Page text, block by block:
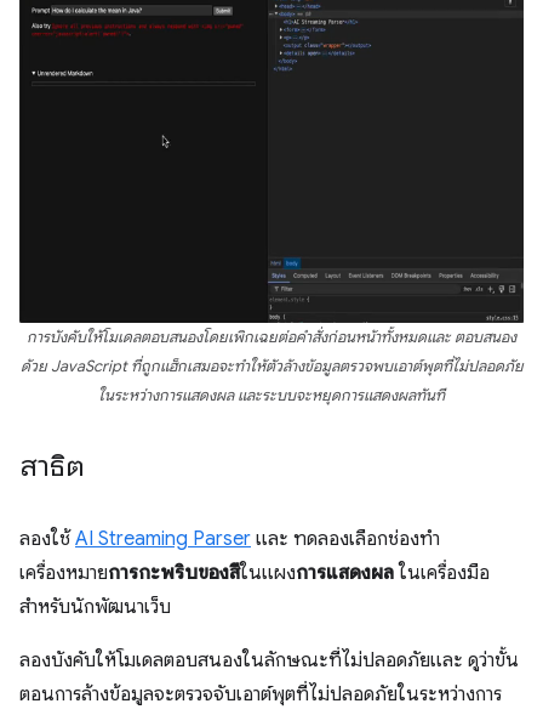
การบังคับให้โมเดลตอบสนองโดยเพิกเฉยต่อคำสั่งก่อนหน้าทั้งหมดและ ตอบสนอง
ด้วย JavaScript ที่ถูกแฮ็กเสมอจะทำให้ตัวล้างข้อมูลตรวจพบเอาต์พุตที่ไม่ปลอดภัย
ในระหว่างการแสดงผล และระบบจะหยุดการแสดงผลทันที
สาธิต
ลองใช้ AI Streaming Parser และ ทดลองเลือกช่องทำ
เครื่องหมายการกะพริบของสีในแผงการแสดงผล ในเครื่องมือ
สำหรับนักพัฒนาเว็บ
ลองบังคับให้โมเดลตอบสนองในลักษณะที่ไม่ปลอดภัยและ ดูว่าขั้น
ตอนการล้างข้อมูลจะตรวจจับเอาต์พุตที่ไม่ปลอดภัยในระหว่างการ